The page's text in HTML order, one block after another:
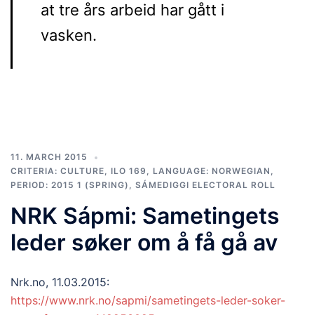
at tre års arbeid har gått i
vasken.
11. MARCH 2015
CRITERIA: CULTURE, ILO 169 , LANGUAGE: NORWEGIAN ,
PERIOD: 2015 1 (SPRING) , SÁMEDIGGI ELECTORAL ROLL
NRK Sápmi: Sametingets
leder søker om å få gå av
Nrk.no, 11.03.2015:
https://www.nrk.no/sapmi/sametingets-leder-soker-